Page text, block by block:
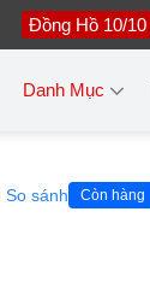
Đồng Hồ 10/10
Danh Mục
So sánh Còn hàng